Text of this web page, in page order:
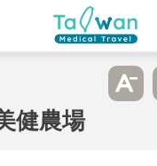
健農場